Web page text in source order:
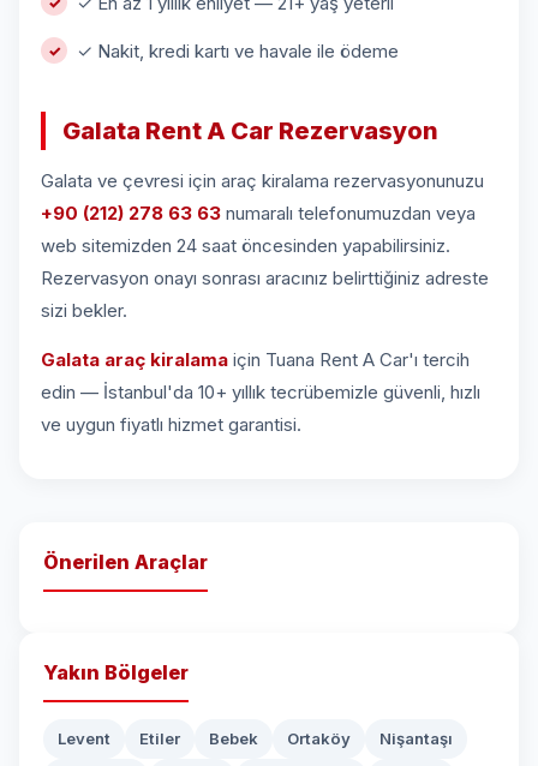
✓ Nakit, kredi kartı ve havale ile ödeme
Galata Rent A Car Rezervasyon
Galata ve çevresi için araç kiralama rezervasyonunuzu
+90 (212) 278 63 63 numaralı telefonumuzdan veya
web sitemizden 24 saat öncesinden yapabilirsiniz.
Rezervasyon onayı sonrası aracınız belirttiğiniz adreste
sizi bekler.
Galata araç kiralama için Tuana Rent A Car'ı tercih
edin — İstanbul'da 10+ yıllık tecrübemizle güvenli, hızlı
ve uygun fiyatlı hizmet garantisi.
Önerilen Araçlar
Yakın Bölgeler
Levent Etiler Bebek Ortaköy Nişantaşı